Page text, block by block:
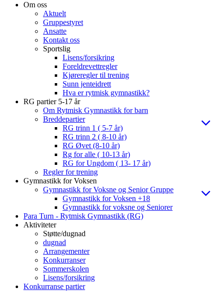
Om oss
Aktuelt
Gruppestyret
Ansatte
Kontakt oss
Sportslig
Lisens/forsikring
Foreldrevettregler
Kjøreregler til trening
Sunn jenteidrett
Hva er rytmisk gymnastikk?
RG partier 5-17 år
Om Rytmisk Gymnastikk for barn
Breddepartier
RG trinn 1 ( 5-7 år)
RG trinn 2 ( 8-10 år)
RG Øvet (8-10 år)
Rg for alle ( 10-13 år)
RG for Ungdom ( 13- 17 år)
Regler for trening
Gymnastikk for Voksen
Gymnastikk for Voksne og Senior Gruppe
Gymnastikk for Voksen +18
Gymnastikk for voksne og Seniorer
Para Turn - Rytmisk Gymnastikk (RG)
Aktiviteter
Støtte/dugnad
dugnad
Arrangementer
Konkurranser
Sommerskolen
Lisens/forsikring
Konkurranse partier